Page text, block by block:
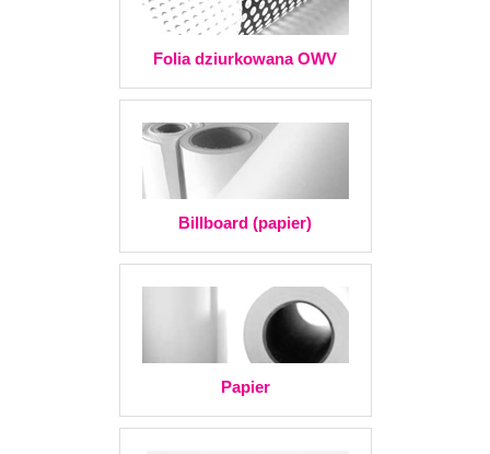
Folia dziurkowana OWV
Billboard (papier)
Papier